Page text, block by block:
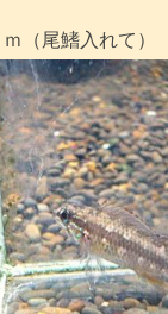
（尾鰭入れて）